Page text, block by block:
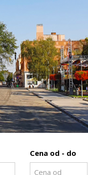
Cena od - do